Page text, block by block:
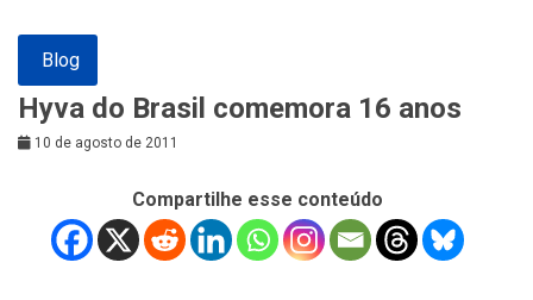
Blog
Hyva do Brasil comemora 16 anos
10 de agosto de 2011
Compartilhe esse conteúdo